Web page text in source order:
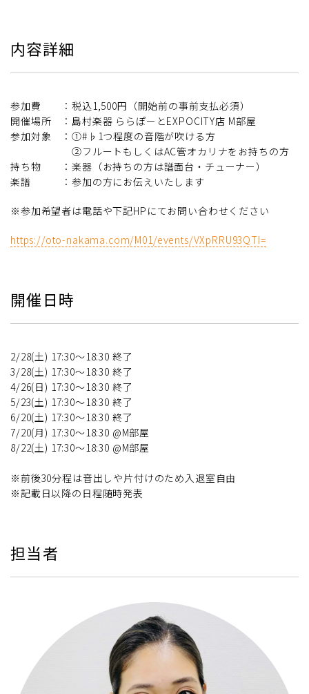
内容詳細
参加費 ：税込1,500円（開始前の事前支払必須）
開催場所 ：島村楽器 ららぽーとEXPOCITY店 M部屋
参加対象 ：①#♭1つ程度の音階が吹ける方
②フルートもしくはAC管オカリナをお持ちの方
持ち物 ：楽器（お持ちの方は譜面台・チューナー）
楽譜 ：参加の方にお伝えいたします
※参加希望者は電話や下記HPにてお問い合わせください
https://oto-nakama.com/M01/events/VXpRRU93QTI=
開催日時
2/28(土) 17:30～18:30 終了
3/28(土) 17:30～18:30 終了
4/26(日) 17:30～18:30 終了
5/23(土) 17:30～18:30 終了
6/20(土) 17:30～18:30 終了
7/20(月) 17:30～18:30 @M部屋
8/22(土) 17:30～18:30 @M部屋
※前後30分程は音出しや片付けのため入退室自由
※記載日以降の日程随時発表
担当者